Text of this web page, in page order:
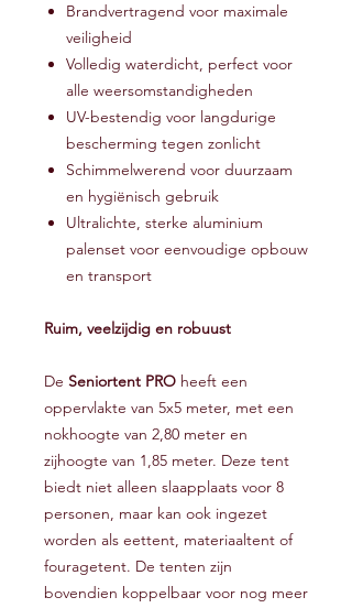
Brandvertragend voor maximale
veiligheid
Volledig waterdicht, perfect voor
alle weersomstandigheden
UV-bestendig voor langdurige
bescherming tegen zonlicht
Schimmelwerend voor duurzaam
en hygiënisch gebruik
Ultralichte, sterke aluminium
palenset voor eenvoudige opbouw
en transport
Ruim, veelzijdig en robuust
De Seniortent PRO heeft een
oppervlakte van 5x5 meter, met een
nokhoogte van 2,80 meter en
zijhoogte van 1,85 meter. Deze tent
biedt niet alleen slaapplaats voor 8
personen, maar kan ook ingezet
worden als eettent, materiaaltent of
fouragetent. De tenten zijn
bovendien koppelbaar voor nog meer